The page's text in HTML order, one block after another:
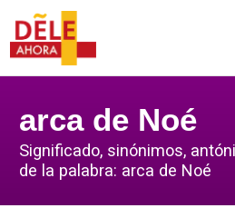
arca de Noé
Significado, sinónimos,
de la palabra: arca de Noé